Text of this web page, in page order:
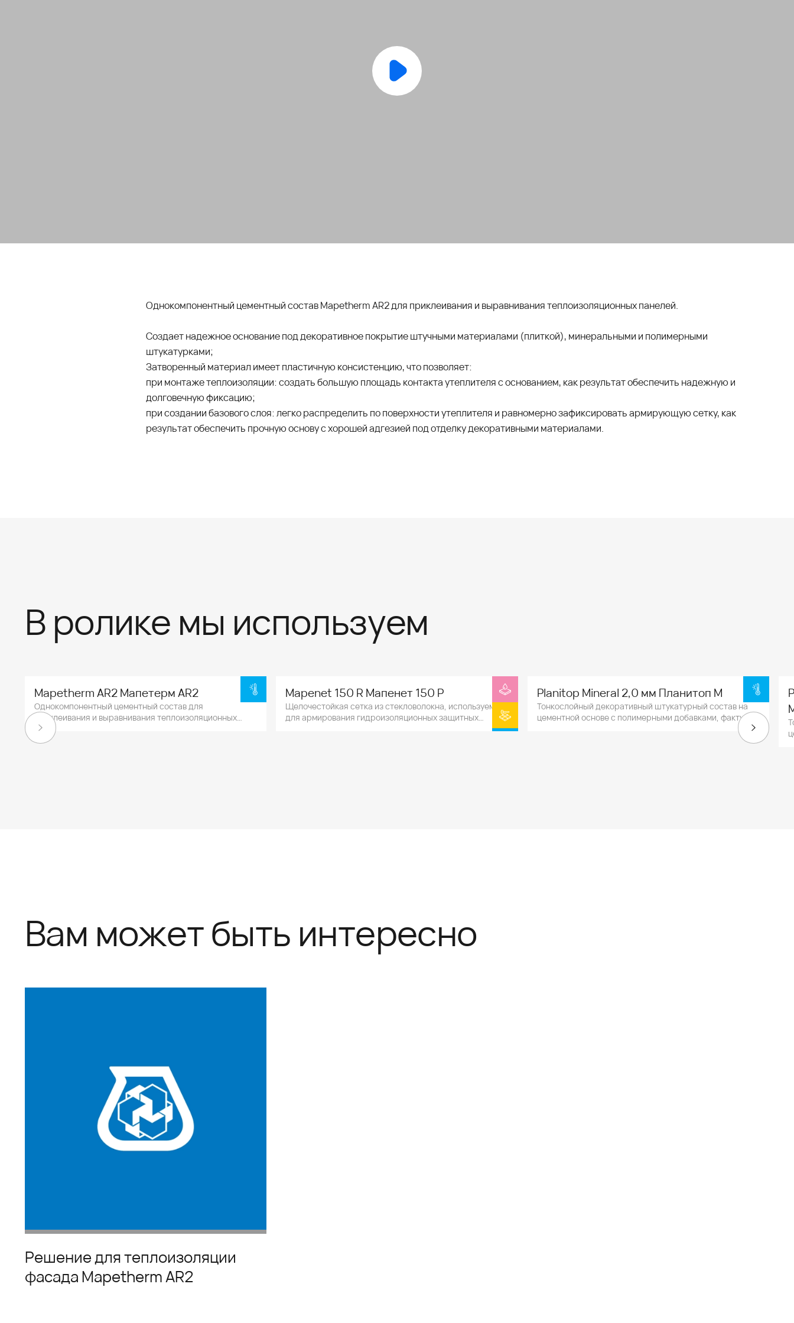
Однокомпонентный цементный состав Mapetherm AR2 для приклеивания и выравнивания теплоизоляционных панелей.
Создает надежное основание под декоративное покрытие штучными материалами (плиткой), минеральными и полимерными
штукатурками;
Затворенный материал имеет пластичную консистенцию, что позволяет:
при монтаже теплоизоляции: создать большую площадь контакта утеплителя с основанием, как результат обеспечить надежную и
долговечную фиксацию;
при создании базового слоя: легко распределить по поверхности утеплителя и равномерно зафиксировать армирующую сетку, как
результат обеспечить прочную основу с хорошей адгезией под отделку декоративными материалами.
В ролике мы используем
Mapetherm AR2 Мапетерм AR2
Однокомпонентный цементный состав для
приклеивания и выравнивания теплоизоляционных
панелей.
Mapenet 150 R Мапенет 150 Р
Щелочестойкая сетка из стекловолокна, используемая
для армирования гидроизоляционных защитных
Planitop Mineral 2,0 мм Планитоп М
Тонкослойный декоративный штукатурный состав на
цементной основе с полимерными добавками, фактура
Вам может быть интересно
Решение для теплоизоляции
фасада Mapetherm AR2